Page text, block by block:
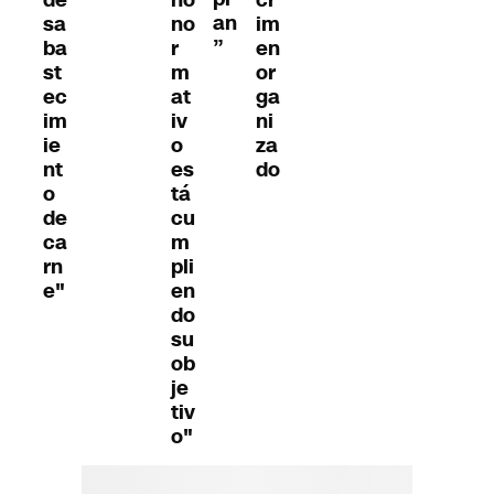
sa
ba
st
ec
im
ie
nt
o
de
ca
rn
e"
no
r
m
at
iv
o
es
tá
cu
m
pli
en
do
su
ob
je
tiv
o"
an
”
im
en
or
ga
ni
za
do